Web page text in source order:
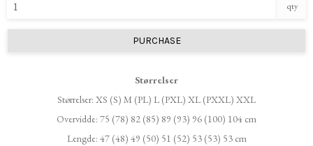
qty
PURCHASE
Størrelser
Størrelser: XS (S) M (PL) L (PXL) XL (PXXL) XXL
Overvidde: 75 (78) 82 (85) 89 (93) 96 (100) 104 cm
Lengde: 47 (48) 49 (50) 51 (52) 53 (53) 53 cm